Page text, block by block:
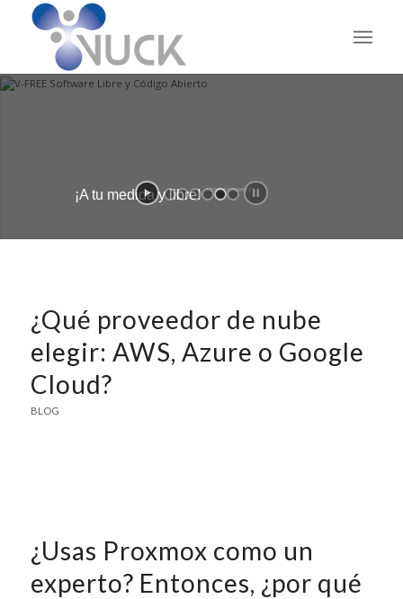
V-OPEN
¡A tu medida y libre!
¿Qué proveedor de nube
elegir: AWS, Azure o Google
Cloud?
BLOG
¿Usas Proxmox como un
experto? Entonces, ¿por qué